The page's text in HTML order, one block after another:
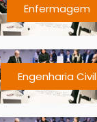
Enfermagem
Engenharia Civil